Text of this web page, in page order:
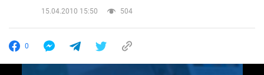
15.04.2010 15:50
504
0